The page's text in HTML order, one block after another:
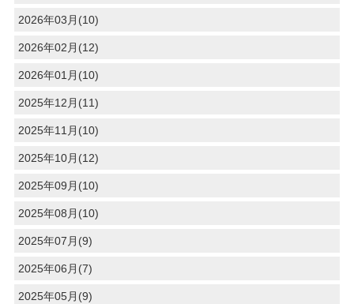
2026年03月(10)
2026年02月(12)
2026年01月(10)
2025年12月(11)
2025年11月(10)
2025年10月(12)
2025年09月(10)
2025年08月(10)
2025年07月(9)
2025年06月(7)
2025年05月(9)